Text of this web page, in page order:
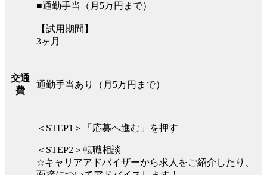
■通勤手当（月5万円まで）
【試用期間】
3ヶ月
交通
費
通勤手当あり（月5万円まで）
＜STEP1＞「応募へ進む」を押す
＜STEP2＞転職相談
☆キャリアアドバイザーから求人をご紹介したり、